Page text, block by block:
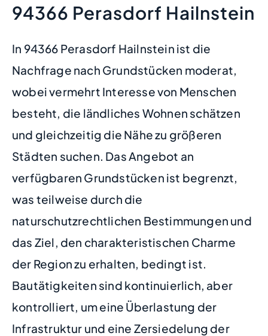
94366 Perasdorf Hailnstein
In 94366 Perasdorf Hailnstein ist die
Nachfrage nach Grundstücken moderat,
wobei vermehrt Interesse von Menschen
besteht, die ländliches Wohnen schätzen
und gleichzeitig die Nähe zu größeren
Städten suchen. Das Angebot an
verfügbaren Grundstücken ist begrenzt,
was teilweise durch die
naturschutzrechtlichen Bestimmungen und
das Ziel, den charakteristischen Charme
der Region zu erhalten, bedingt ist.
Bautätigkeiten sind kontinuierlich, aber
kontrolliert, um eine Überlastung der
Infrastruktur und eine Zersiedelung der